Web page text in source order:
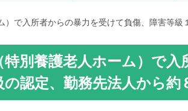
）で入所者からの暴力を受けて負傷、障害等
特別養護老人ホーム）で
の認定、勤務先法人から約